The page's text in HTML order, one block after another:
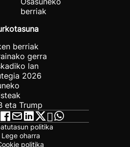
berriak
berriak
gerra
lan
2026
eta Trump
politika
Lege oharra
politika